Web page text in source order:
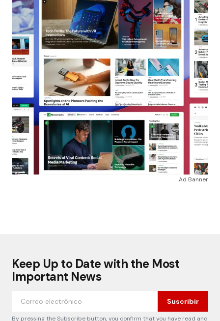
Ad Banner
Keep Up to Date with the Most
Important News
Suscribir
By pressing the Subscribe button, you confirm that you have read and